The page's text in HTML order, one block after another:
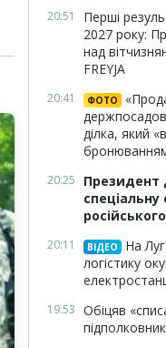
20:51
Перші
2027 року:
над
FREYJA
20:41 ФОТО
ділка, який
20:25
Президент
20:11 ВІДЕО
На
логістику
19:53 Обіцяв